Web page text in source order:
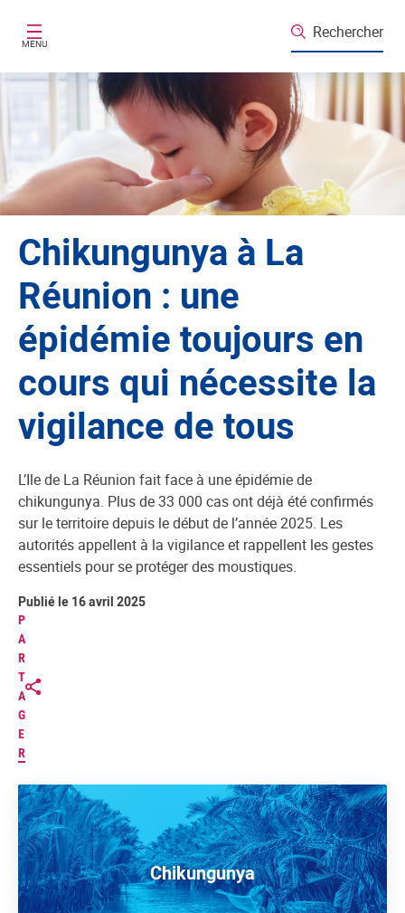
MENU
Rechercher
Chikungunya à La
Réunion : une
épidémie toujours en
cours qui nécessite la
vigilance de tous
L’Ile de La Réunion fait face à une épidémie de
chikungunya. Plus de 33 000 cas ont déjà été confirmés
sur le territoire depuis le début de l’année 2025. Les
autorités appellent à la vigilance et rappellent les gestes
essentiels pour se protéger des moustiques.
P
A
R
T
A
G
E
R
Publié le 16 avril 2025
Chikungunya